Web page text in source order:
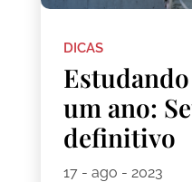
DICAS
um ano:
definitivo
17 - ago - 2023